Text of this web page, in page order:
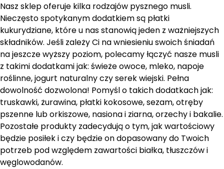
Nasz sklep oferuje kilka rodzajów pysznego musli.
Nieczęsto spotykanym dodatkiem są płatki
kukurydziane, które u nas stanowią jeden z ważniejszych
składników. Jeśli zależy Ci na wniesieniu swoich śniadań
na jeszcze wyższy poziom, polecamy łączyć nasze musli
z takimi dodatkami jak: świeże owoce, mleko, napoje
roślinne, jogurt naturalny czy serek wiejski. Pełna
dowolność dozwolona! Pomyśl o takich dodatkach jak:
truskawki, żurawina, płatki kokosowe, sezam, otręby
pszenne lub orkiszowe, nasiona i ziarna, orzechy i bakalie.
Pozostałe produkty zadecydują o tym, jak wartościowy
będzie posiłek i czy będzie on dopasowany do Twoich
potrzeb pod względem zawartości białka, tłuszczów i
węglowodanów.